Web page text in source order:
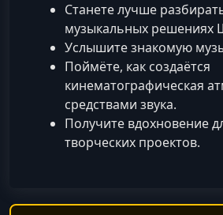
Станете лучше
музыкальных решениях
Услышите знакомую
Поймёте, как создаётся
кинематографическая
средствами звука.
Получите вдохновение
творческих проектов.